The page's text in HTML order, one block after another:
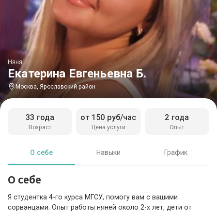
Екатерина Евгеньевна Б.
Няня
Москва, Ярославский район
Возраст
33 года
Цена услуги
от 150 руб/час
Опыт
2 года
О себе Навыки График
О себе
Я студентка 4-го курса МГСУ, помогу вам с вашими
сорванцами. Опыт работы няней около 2-х лет, дети от